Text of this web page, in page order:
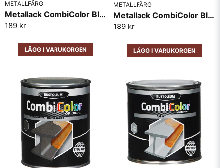
METALLFÄRG
Metallack CombiColor Blank RAL6005 Mörk Grön
189 kr
LÄGG I VARUKORGEN
METALLFÄRG
Metallack CombiColor Blank RAL1018 Gul
189 kr
LÄGG I VARUKORGEN